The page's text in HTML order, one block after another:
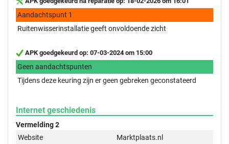
Aandachtspunt 1
Ruitenwisserinstallatie geeft onvoldoende zicht
APK goedgekeurd op: 07-03-2024 om 15:00
Geen aandachtspunten
Tijdens deze keuring zijn er geen gebreken geconstateerd
Internet geschiedenis
Vermelding 2
Website
Marktplaats.nl